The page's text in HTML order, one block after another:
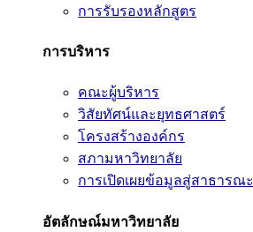
การรับรองหลักสูตร
การบริหาร
คณะผู้บริหาร
วิสัยทัศน์และยุทธศาสตร์
โครงสร้างองค์กร
สภามหาวิทยาลัย
การเปิดเผยข้อมูลสู่สาธารณะ
อัตลักษณ์มหาวิทยาลัย